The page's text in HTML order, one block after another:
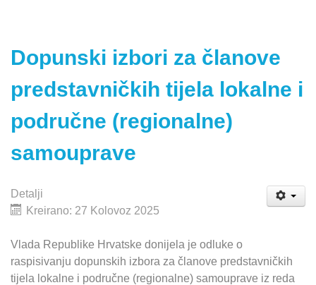
Dopunski izbori za članove
predstavničkih tijela lokalne i
područne (regionalne)
samouprave
Detalji
Kreirano: 27 Kolovoz 2025
Vlada Republike Hrvatske donijela je odluke o
raspisivanju dopunskih izbora za članove predstavničkih
tijela lokalne i područne (regionalne) samouprave iz reda